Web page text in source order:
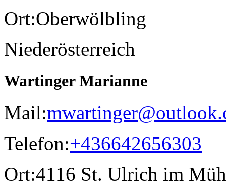
Ort:Oberwölbling
Niederösterreich
Wartinger Marianne
Mail:
Telefon:+436642656303
Ort:4116 St. Ulrich im